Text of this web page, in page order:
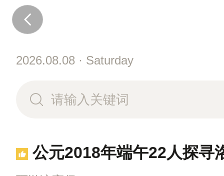
2026.08.08 · Saturday
公元2018年端午22人探寻